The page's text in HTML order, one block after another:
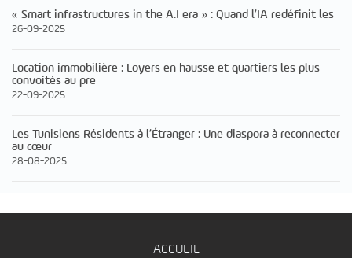
« Smart infrastructures in the A.I era » : Quand l’IA redéfinit les
26-09-2025
Location immobilière : Loyers en hausse et quartiers les plus
convoités au pre
22-09-2025
Les Tunisiens Résidents à l’Étranger : Une diaspora à reconnecter
au cœur
28-08-2025
ACCUEIL